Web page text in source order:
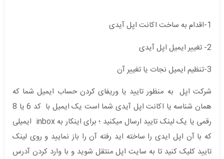
1-اقدام به ساخت اکانت اپل آیدی
2- تغییر ایمیل اپل آیدی
3-تنظیم ایمیل نجات یا تغییر آن
شرکت اپل به منظور تایید یا وریفای کردن حساب ایمیل شما که
همان شناسه یا اکانت اپل آیدی شما است یک ایمیل با کد 6 یا 8
رقمی یا یک لینک تایید ارسال میکنید ؛ برای اینکار به inbox ایمیلی
که با آن اپل ایدی را ساخته اید رفته آن را باز نمایید و روی لینک
تایید کلیک کنید تا به سایت اپل منتقل شوید و با وارد کردن آدرس